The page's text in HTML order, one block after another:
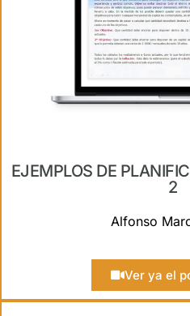
EJEMPLOS DE
2
Alfonso
Ver ya el